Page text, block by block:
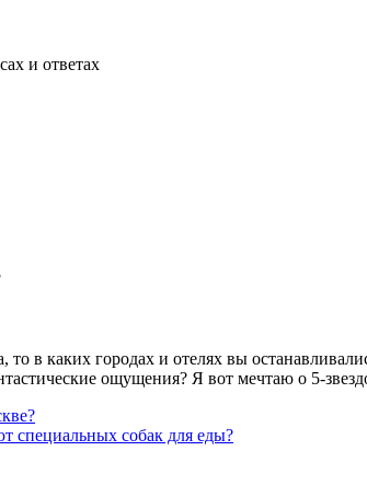
и ответах
в каких городах и отелях вы
ощущения? Я вот мечтаю о 5-
специальных собак для еды?